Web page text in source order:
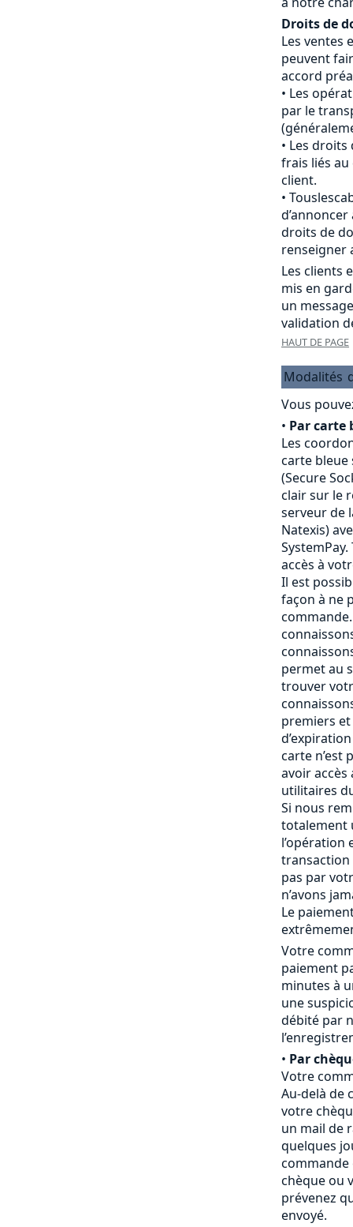
Droits de
Les ventes
peuvent
accord
Les
par le
Les droits
frais liés
client.
droits de
renseigner
Les clients
mis en
un
validation
HAUT DE PAGE
Modalités
Vous
• Par carte
Les
carte bleue
(Secure
clair sur le
serveur de
Natexis)
accès à
Il est
façon à ne
permet au
trouver
premiers
carte n’est
avoir
utilitaires
Si nous
totalement
l’opération
transaction
pas par
n’avons
Le
Votre
paiement
minutes à
une
débité par
• Par
Votre
Au-delà de
votre
un mail de
quelques
chèque ou
prévenez
envoyé.